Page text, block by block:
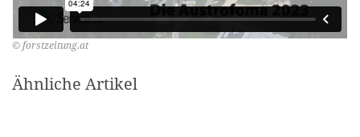
© forstzeitung.at
Ähnliche Artikel